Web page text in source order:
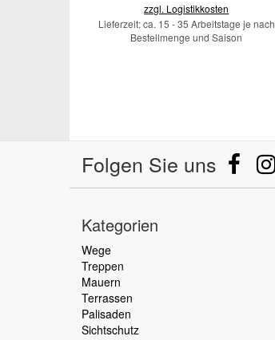
zzgl. Logistikkosten
Lieferzeit: ca. 15 - 35 Arbeitstage je nach
Bestellmenge und Saison
Folgen Sie uns
Kategorien
Wege
Treppen
Mauern
Terrassen
Palisaden
Sichtschutz